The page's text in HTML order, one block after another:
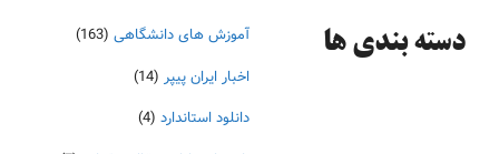
دسته‌ بندی ها آموزش های دانشگاهی (163)
اخبار ایران پیپر (14)
دانلود استاندارد (4)